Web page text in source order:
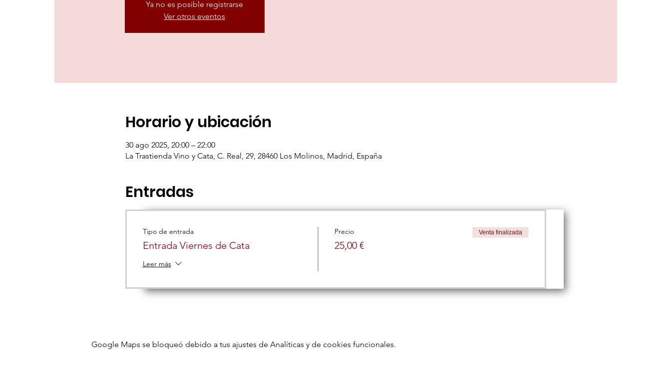
Ya no es posible registrarse
Ver otros eventos
Horario y ubicación
30 ago 2025, 20:00 – 22:00
La Trastienda Vino y Cata, C. Real, 29, 28460 Los Molinos, Madrid, España
Entradas
Tipo de entrada
Entrada Viernes de Cata
Leer más
Precio
25,00 €
Venta finalizada
Google Maps se bloqueó debido a tus ajustes de Analíticas y de cookies funcionales.